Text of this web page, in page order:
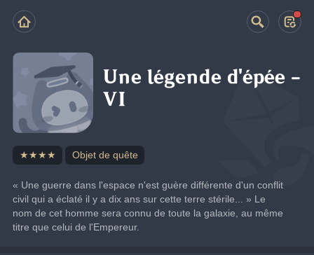
Une légende d'épée -
VI
★★★★ Objet de quête
« Une guerre dans l'espace n'est guère différente d'un conflit
civil qui a éclaté il y a dix ans sur cette terre stérile... » Le
nom de cet homme sera connu de toute la galaxie, au même
titre que celui de l'Empereur.